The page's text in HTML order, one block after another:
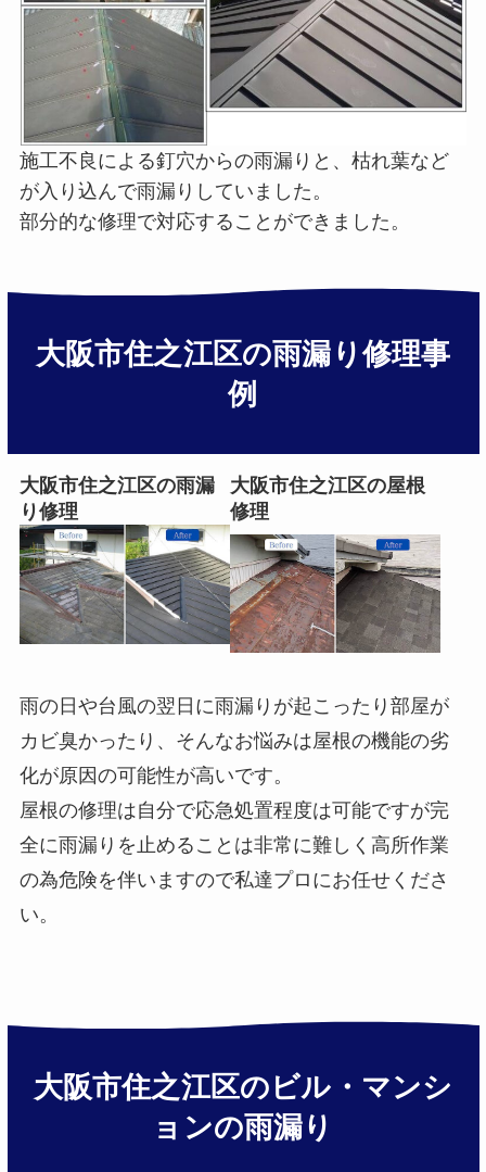
施工不良による釘穴からの雨漏りと、枯れ葉など
が入り込んで雨漏りしていました。
部分的な修理で対応することができました。
大阪市住之江区の雨漏り修理事
例
大阪市住之江区の雨漏
り修理
大阪市住之江区の屋根
修理
雨の日や台風の翌日に雨漏りが起こったり部屋が
カビ臭かったり、そんなお悩みは屋根の機能の劣
化が原因の可能性が高いです。
屋根の修理は自分で応急処置程度は可能ですが完
全に雨漏りを止めることは非常に難しく高所作業
の為危険を伴いますので私達プロにお任せくださ
い。
大阪市住之江区のビル・マンシ
ョンの雨漏り